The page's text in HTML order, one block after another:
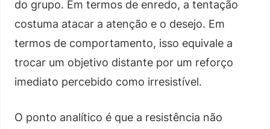
do grupo. Em termos de enredo, a tentação
costuma atacar a atenção e o desejo. Em
termos de comportamento, isso equivale a
trocar um objetivo distante por um reforço
imediato percebido como irresistível.
O ponto analítico é que a resistência não